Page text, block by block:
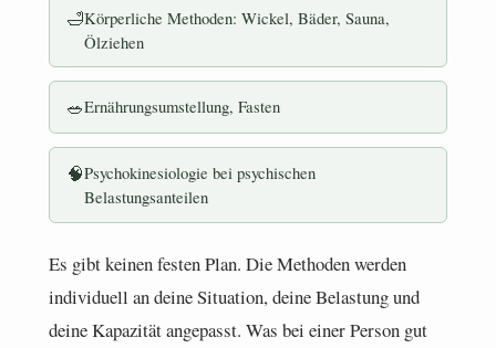
🛁Körperliche Methoden: Wickel, Bäder, Sauna,
Ölziehen
🥗Ernährungsumstellung, Fasten
🧠Psychokinesiologie bei psychischen
Belastungsanteilen
Es gibt keinen festen Plan. Die Methoden werden
individuell an deine Situation, deine Belastung und
deine Kapazität angepasst. Was bei einer Person gut